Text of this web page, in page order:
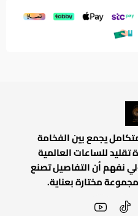
يجمع بين الفخامة
للساعات العالمية
نفهم أن التفاصيل تصنع
مختارة بعناية.